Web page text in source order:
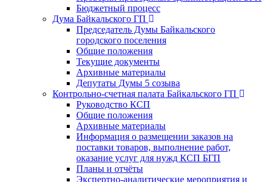
Бюджетный процесс
Дума Байкальского ГП
Председатель Думы Байкальского
городского поселения
Общие положения
Текущие документы
Архивные материалы
Депутаты Думы 5 созыва
Контрольно-счетная палата Байкальского ГП
Руководство КСП
Общие положения
Архивные материалы
Информация о размещении заказов на
поставки товаров, выполнение работ,
оказание услуг для нужд КСП БГП
Планы и отчёты
Экспертно-аналитические мероприятия и